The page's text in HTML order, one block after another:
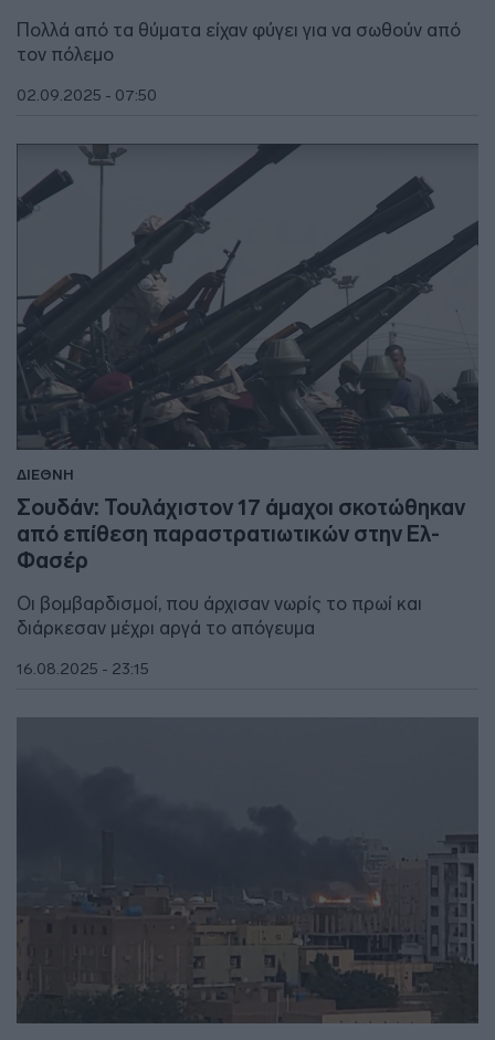
Πολλά από τα θύματα είχαν φύγει για να σωθούν από
τον πόλεμο
02.09.2025 - 07:50
ΔΙΕΘΝΗ
Σουδάν: Τουλάχιστον 17 άμαχοι σκοτώθηκαν
από επίθεση παραστρατιωτικών στην Ελ-
Φασέρ
Οι βομβαρδισμοί, που άρχισαν νωρίς το πρωί και
διάρκεσαν μέχρι αργά το απόγευμα
16.08.2025 - 23:15